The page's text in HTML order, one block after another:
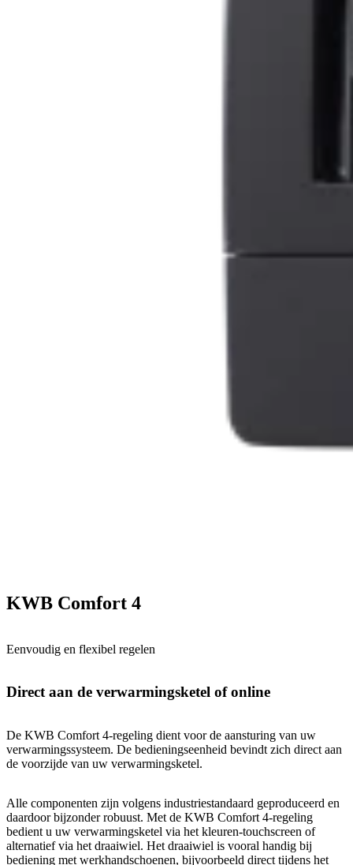
KWB Comfort 4
Eenvoudig en flexibel regelen
Direct aan de verwarmingsketel of online
De KWB Comfort 4-regeling dient voor de aansturing van uw
verwarmingssysteem. De bedieningseenheid bevindt zich direct aan
de voorzijde van uw verwarmingsketel.
Alle componenten zijn volgens industriestandaard geproduceerd en
daardoor bijzonder robuust. Met de KWB Comfort 4-regeling
bedient u uw verwarmingsketel via het kleuren-touchscreen of
alternatief via het draaiwiel. Het draaiwiel is vooral handig bij
bediening met werkhandschoenen, bijvoorbeeld direct tijdens het